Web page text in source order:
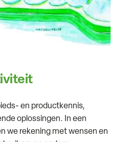
en productkennis,
oplossingen. In een
we rekening met wensen en